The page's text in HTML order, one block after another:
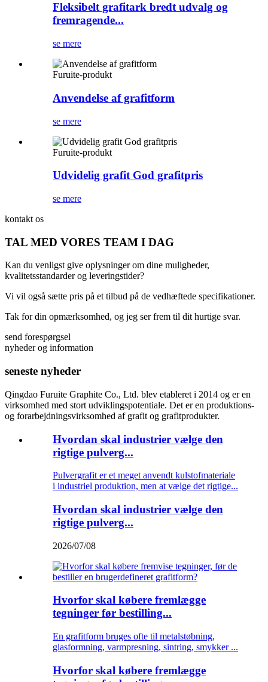
Fleksibelt grafitark bredt udvalg og
fremragende...
se mere
Furuite-produkt
Anvendelse af grafitform
se mere
Furuite-produkt
Udvidelig grafit God grafitpris
se mere
kontakt os
TAL MED VORES TEAM I DAG
Kan du venligst give oplysninger om dine muligheder,
kvalitetsstandarder og leveringstider?
Vi vil også sætte pris på et tilbud på de vedhæftede specifikationer.
Tak for din opmærksomhed, og jeg ser frem til dit hurtige svar.
send forespørgsel
nyheder og information
seneste nyheder
Qingdao Furuite Graphite Co., Ltd. blev etableret i 2014 og er en
virksomhed med stort udviklingspotentiale. Det er en produktions-
og forarbejdningsvirksomhed af grafit og grafitprodukter.
Hvordan skal industrier vælge den
rigtige pulverg...
Pulvergrafit er et meget anvendt kulstofmateriale
i industriel produktion, men at vælge det rigtige...
Hvordan skal industrier vælge den
rigtige pulverg...
2026/07/08
Hvorfor skal købere fremlægge
tegninger før bestilling...
En grafitform bruges ofte til metalstøbning,
glasformning, varmpresning, sintring, smykker ...
Hvorfor skal købere fremlægge